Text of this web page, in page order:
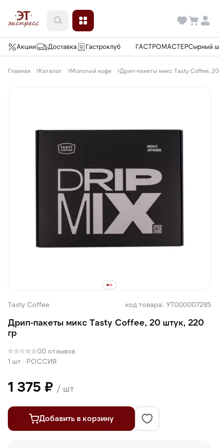
Акции Доставка Гастроклуб ГАСТРОМАСТЕРСырный
Главная Каталог Молотый кофе Дрип-пакеты микс Tasty Coffee,
Tasty Coffee код товара: УТ000007285
Дрип-пакеты микс Tasty Coffee, 20 штук, 220
гр
00 отзывов
1 шт · РОССИЯ
1 375 ₽ / шт
Добавить в корзину